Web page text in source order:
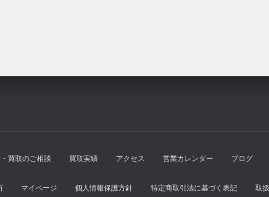
買取のご相談 買取実績 アクセス 営業カレンダー ブログ
マイページ 個人情報保護方針 特定商取引法に基づく表記 取